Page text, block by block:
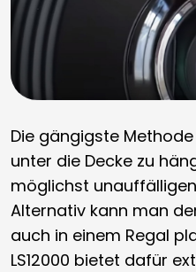
Die gängigste
unter die Decke zu
möglichst
Alternativ kann man
auch in einem Regal
LS12000 bietet dafür